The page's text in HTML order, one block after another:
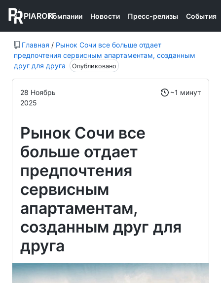
PIAROFFКомпании Новости Пресс-релизы События
Главная / Рынок Сочи все больше отдает
предпочтения сервисным апартаментам, созданным
друг для друга
Опубликовано
28 Ноябрь
2025
~1 минут
Рынок Сочи все
больше отдает
предпочтения
сервисным
апартаментам,
созданным друг для
друга